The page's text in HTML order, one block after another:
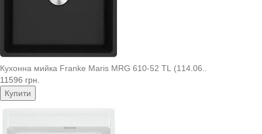
Кухонна мийка Franke Maris MRG 610-52 TL (114.06..
11596 грн.
Купити